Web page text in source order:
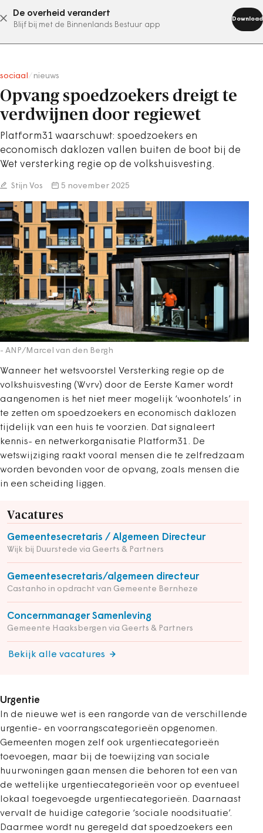
De overheid verandert
Blijf bij met de Binnenlands Bestuur app
Download
abonneer nu
sociaal nieuws
Opvang spoedzoekers dreigt te
verdwijnen door regiewet
Platform31 waarschuwt: spoedzoekers en
economisch daklozen vallen buiten de boot bij de
Wet versterking regie op de volkshuisvesting.
Stijn Vos 5 november 2025
- ANP/Marcel van den Bergh
Wanneer het wetsvoorstel Versterking regie op de
volkshuisvesting (Wvrv) door de Eerste Kamer wordt
aangenomen is het niet meer mogelijk ‘woonhotels’ in
te zetten om spoedzoekers en economisch daklozen
tijdelijk van een huis te voorzien. Dat signaleert
kennis- en netwerkorganisatie Platform31. De
wetswijziging raakt vooral mensen die te zelfredzaam
worden bevonden voor de opvang, zoals mensen die
in een scheiding liggen.
Vacatures
Gemeentesecretaris / Algemeen Directeur
Wijk bij Duurstede via Geerts & Partners
Gemeentesecretaris/algemeen directeur
Castanho in opdracht van Gemeente Bernheze
Concernmanager Samenleving
Gemeente Haaksbergen via Geerts & Partners
Bekijk alle vacatures
Urgentie
In de nieuwe wet is een rangorde van de verschillende
urgentie- en voorrangscategorieën opgenomen.
Gemeenten mogen zelf ook urgentiecategorieën
toevoegen, maar bij de toewijzing van sociale
huurwoningen gaan mensen die behoren tot een van
de wettelijke urgentiecategorieën voor op eventueel
lokaal toegevoegde urgentiecategorieën. Daarnaast
vervalt de huidige categorie ‘sociale noodsituatie’.
Daarmee wordt nu geregeld dat spoedzoekers een